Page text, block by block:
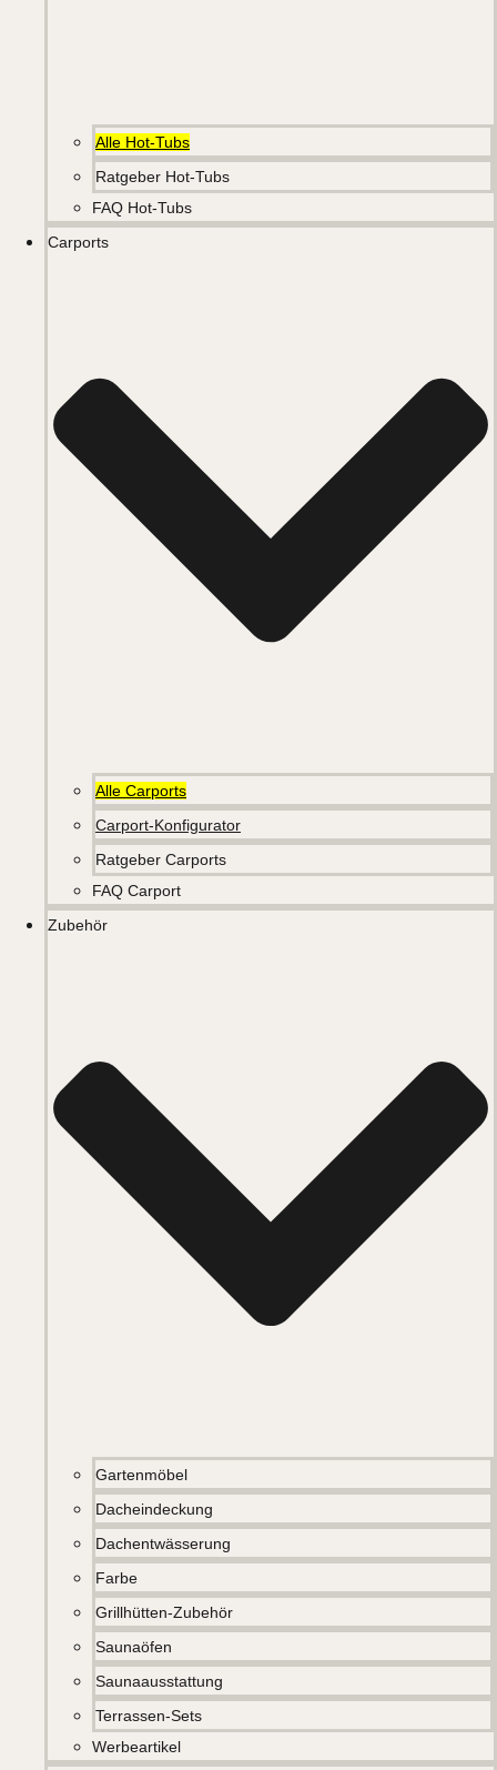
Alle Hot-Tubs
Ratgeber Hot-Tubs
FAQ Hot-Tubs
Carports
Alle Carports
Carport-Konfigurator
Ratgeber Carports
FAQ Carport
Zubehör
Gartenmöbel
Dacheindeckung
Dachentwässerung
Farbe
Grillhütten-Zubehör
Saunaöfen
Saunaausstattung
Terrassen-Sets
Werbeartikel